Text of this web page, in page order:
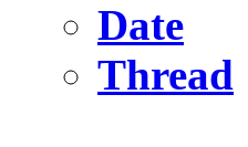
Date
Thread